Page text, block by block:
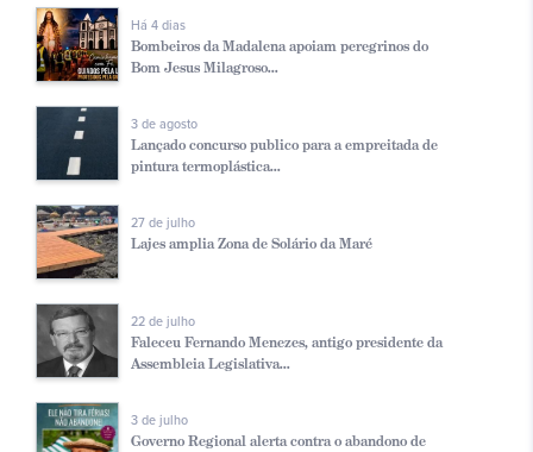
Há 4 dias
Bombeiros da Madalena apoiam peregrinos do
Bom Jesus Milagroso...
3 de agosto
Lançado concurso publico para a empreitada de
pintura termoplástica...
27 de julho
Lajes amplia Zona de Solário da Maré
22 de julho
Faleceu Fernando Menezes, antigo presidente da
Assembleia Legislativa...
3 de julho
Governo Regional alerta contra o abandono de